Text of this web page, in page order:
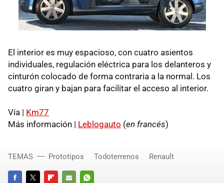
El interior es muy espacioso, con cuatro asientos
individuales, regulación eléctrica para los delanteros y
cinturón colocado de forma contraria a la normal. Los
cuatro giran y bajan para facilitar el acceso al interior.
Vía | Km77
Más información | Leblogauto (en francés)
TEMAS Prototipos Todoterrenos Renault